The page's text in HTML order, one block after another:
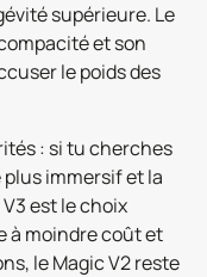
supérieure. Le
et son
le poids des
: si tu cherches
immersif et la
est le choix
à moindre coût et
le Magic V2 reste